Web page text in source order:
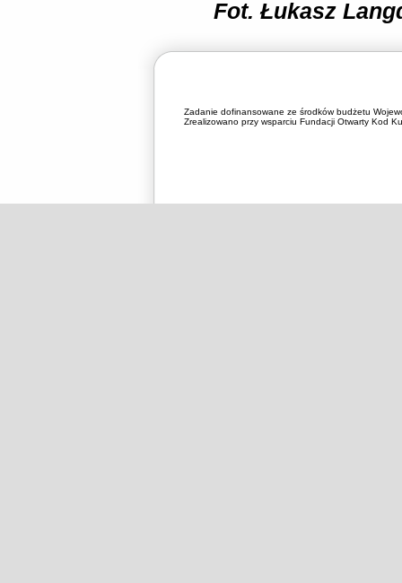
Fot. Łukasz
Zadanie dofinansowane ze środków budżetu
Zrealizowano przy wsparciu Fundacji Otwarty Kod